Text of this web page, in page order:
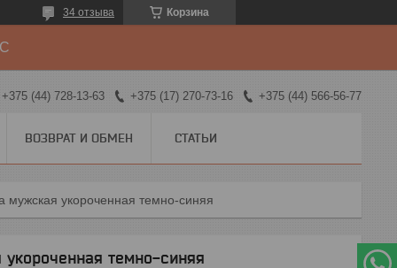
Корзина
34 отзыва
+375 (44) 728-13-63 +375 (17) 270-73-16 +375 (44) 566-56-77
ВОЗВРАТ И ОБМЕН СТАТЬИ
мужская укороченная темно-синяя
темно-синяя